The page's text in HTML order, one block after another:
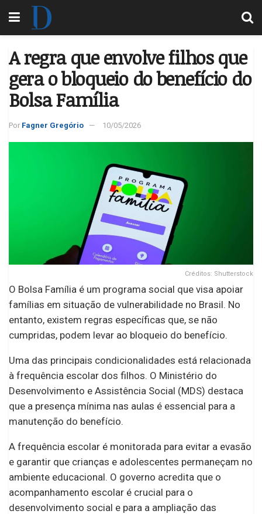
A regra que envolve filhos que
gera o bloqueio do benefício do
Bolsa Família
Por Fagner Gregório 10/05/2026
Créditos: Shutterstock
O Bolsa Família é um programa social que visa apoiar
famílias em situação de vulnerabilidade no Brasil. No
entanto, existem regras específicas que, se não
cumpridas, podem levar ao bloqueio do benefício.
Uma das principais condicionalidades está relacionada
à frequência escolar dos filhos. O Ministério do
Desenvolvimento e Assistência Social (MDS) destaca
que a presença mínima nas aulas é essencial para a
manutenção do benefício.
A frequência escolar é monitorada para evitar a evasão
e garantir que crianças e adolescentes permaneçam no
ambiente educacional. O governo acredita que o
acompanhamento escolar é crucial para o
desenvolvimento social e para a ampliação das